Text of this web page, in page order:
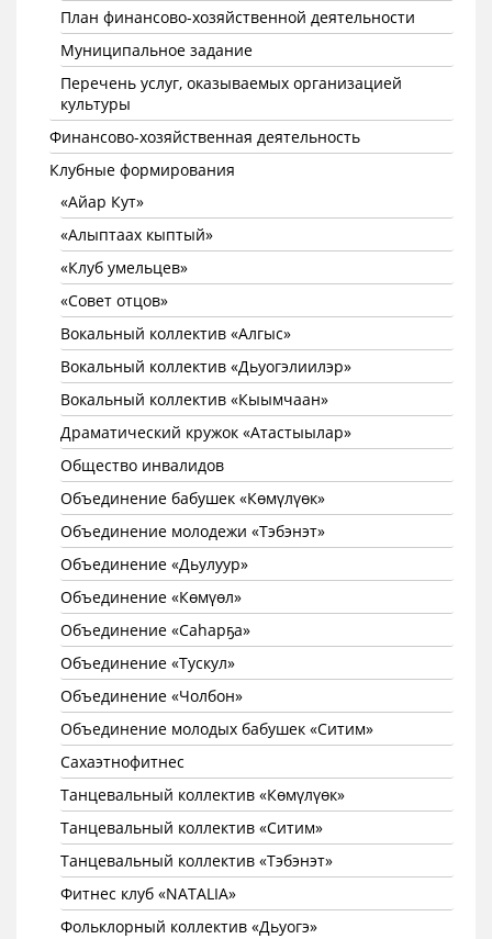
План финансово-хозяйственной деятельности
Муниципальное задание
Перечень услуг, оказываемых организацией
культуры
Финансово-хозяйственная деятельность
Клубные формирования
«Айар Кут»
«Алыптаах кыптый»
«Клуб умельцев»
«Совет отцов»
Вокальный коллектив «Алгыс»
Вокальный коллектив «Дьуогэлиилэр»
Вокальный коллектив «Кыымчаан»
Драматический кружок «Атастыылар»
Общество инвалидов
Объединение бабушек «Көмүлүөк»
Объединение молодежи «Тэбэнэт»
Объединение «Дьулуур»
Объединение «Көмүөл»
Объединение «Саhарҕа»
Объединение «Тускул»
Объединение «Чолбон»
Объединение молодых бабушек «Ситим»
Сахаэтнофитнес
Танцевальный коллектив «Көмүлүөк»
Танцевальный коллектив «Ситим»
Танцевальный коллектив «Тэбэнэт»
Фитнес клуб «NATALIA»
Фольклорный коллектив «Дьуогэ»